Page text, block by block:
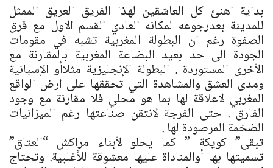
بداية اهنئ كل العاشقين لهذا الفريق العريق الممثل
للمدينة بعدرجوعه لمكانه العادي القسم الاول مع فرق
الصفوة رغم ان البطولة المغربية تشبه في مقومات
الجودة الى حد بعيد البضاعة المغربية بالمقارنة مع
الأخرى المستوردة . البطولة الإنجليزية مثلاأو الإسبانية
ومدى العشق والمشاهدة التي تحققها على ارض الواقع
المغربي لاعلاقة لها بما هو محلي فلا مقارنة مع وجود
الفارق . حتى الفرجة لانتقن صناعتها رغم الميزانيات
الضخمة المرصودة لها .
تبقى” كويكة ” كما يحلو لأبناء مراكش “العتاق”
تسميتها بها أوالمناداة عليها معشوقة للأغلبية. وتحتاج